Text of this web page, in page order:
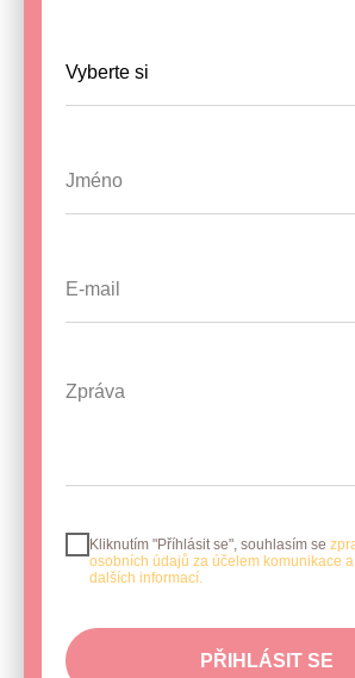
Kliknutím "Příhlásit se", souhlasím se
osobních údajů za účelem komunikace
dalších informací.
PŘIHLÁSIT SE